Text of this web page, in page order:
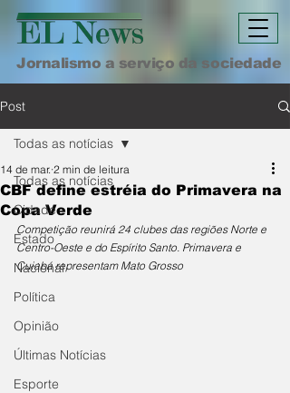
Jornalismo a serviço da sociedade
Post
Todas as notícias
Cidade
Estado
Nacional
Política
Opinião
Últimas Notícias
Esporte
Todas as notícias
CBF define estréia do Primavera na
Copa Verde
14 de mar. 2 min de leitura
Competição reunirá 24 clubes das regiões Norte e
Centro-Oeste e do Espírito Santo. Primavera e
Cuiabá representam Mato Grosso